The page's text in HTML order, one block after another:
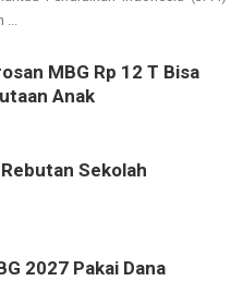
...
MBG Rp 12 T Bisa
Anak
Sekolah
2027 Pakai Dana